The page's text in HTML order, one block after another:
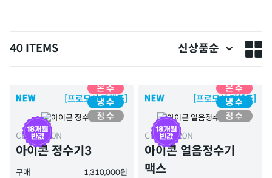
40 ITEMS 신상품순
[프로모션 진행중]
CHP-7220N
아이콘 정수기3
구매
1,310,000원
[프로모션 진행중]
CHPI-7420N
아이콘 얼음정수기
맥스